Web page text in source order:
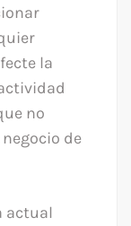
la
no
de
actual